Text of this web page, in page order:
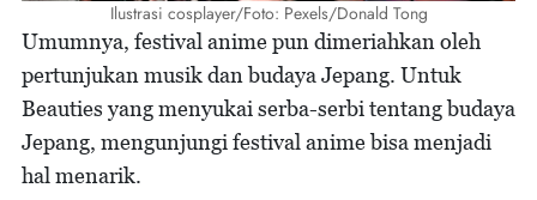
Ilustrasi cosplayer/Foto: Pexels/Donald Tong
Umumnya, festival anime pun dimeriahkan oleh
pertunjukan musik dan budaya Jepang. Untuk
Beauties yang menyukai serba-serbi tentang budaya
Jepang, mengunjungi festival anime bisa menjadi
hal menarik.